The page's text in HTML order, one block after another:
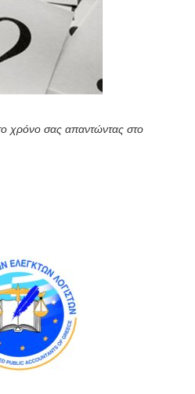
χρόνο σας απαντώντας στο